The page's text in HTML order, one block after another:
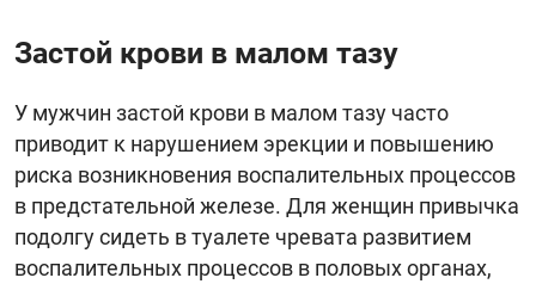
Застой крови в малом тазу
У мужчин застой крови в малом тазу часто
приводит к нарушением эрекции и повышению
риска возникновения воспалительных процессов
в предстательной железе. Для женщин привычка
подолгу сидеть в туалете чревата развитием
воспалительных процессов в половых органах,